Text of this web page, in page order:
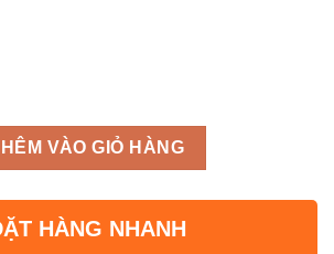
VÀO GIỎ HÀNG
HÀNG NHANH